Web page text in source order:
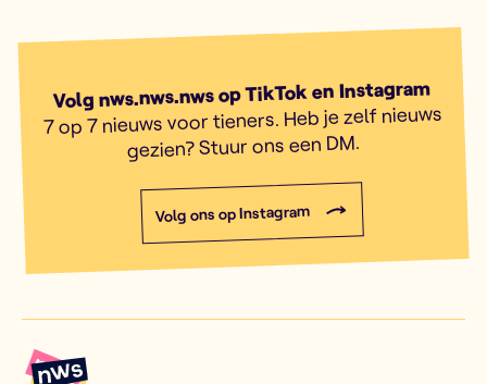
Volg nws.nws.nws op TikTok en Instagram
7 op 7 nieuws voor tieners. Heb je zelf nieuws
gezien? Stuur ons een DM.
Volg ons op Instagram